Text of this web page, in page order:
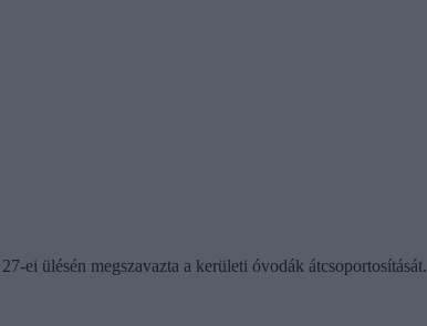
ei ülésén megszavazta a kerületi óvodák átcsoportosítását.